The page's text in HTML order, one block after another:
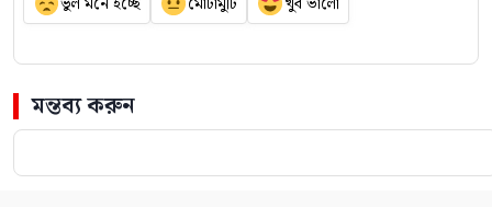
মন্তব্য করুন